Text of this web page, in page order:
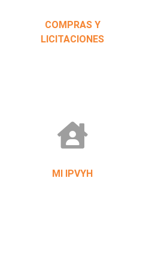
COMPRAS Y
LICITACIONES
MI IPVYH